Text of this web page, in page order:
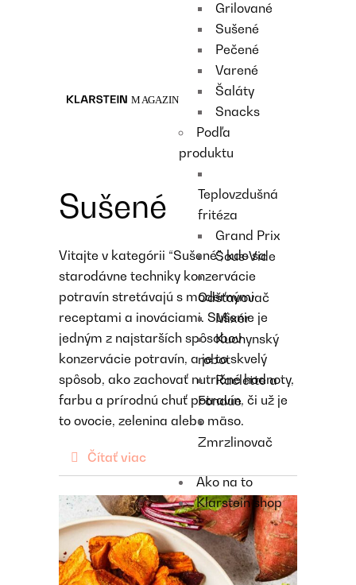
Grilované
Sušené
Pečené
Varené
Šaláty
Snacks
Podľa
produktu
Teplovzdušná
fritéza
Grand Prix
Sous-Vide
Odšťavovač
Mixér
Kuchynský
robot
Raclette a
Fondue
Zmrzlinovač
Ako na to
Klarstein shop
Sušené
Vitajte v kategórii “Sušené”, kde sa
starodávne techniky konzervácie
potravín stretávajú s modernými
receptami a inováciami. Sušenie je
jedným z najstarších spôsobov
konzervácie potravín, a je to skvelý
spôsob, ako zachovať nutričné hodnoty,
farbu a prírodnú chuť potravín, či už je
to ovocie, zelenina alebo mäso.
Čítať viac